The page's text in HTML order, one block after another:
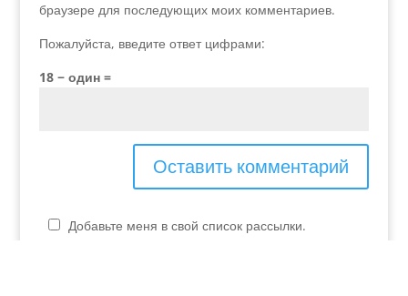
браузере для последующих моих комментариев.
Пожалуйста, введите ответ цифрами:
18 − один =
Добавьте меня в свой список рассылки.